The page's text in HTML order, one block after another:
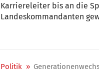
Karriereleiter bis an die
Landeskommandanten
kürzlich, brauche der
Politik »